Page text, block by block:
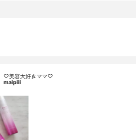
♡美容大好きママ♡
maipiii